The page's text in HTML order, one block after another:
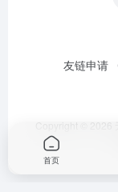
友链申请
Copyright © 2026
首页